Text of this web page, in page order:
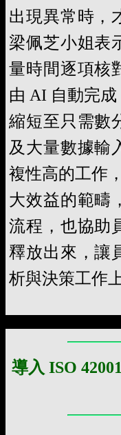
出現異常時，
梁佩芝小姐表
量時間逐項核
由 AI 自動完
縮短至只需數
及大量數據輸
複性高的工作
大效益的範疇
流程，也協助
釋放出來，讓
析與決策工作上
導入 ISO